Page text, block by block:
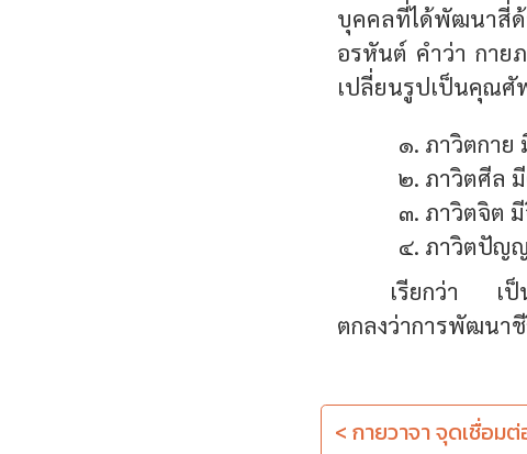
บุคคลที่ได้พัฒนาสี่
อรหันต์ คำว่า กาย
เปลี่ยนรูปเป็นคุณศั
ภาวิตกา
ภาวิตศีล
ภาวิตจิต
ภาวิตปัญ
เรียกว่า เป็
ตกลงว่าการพัฒนา
< กายวาจา จุดเชื่อม